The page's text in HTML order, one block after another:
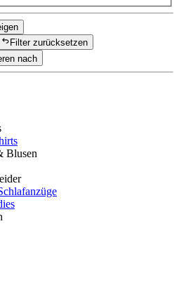
Filter zurücksetzen
nach
Blusen